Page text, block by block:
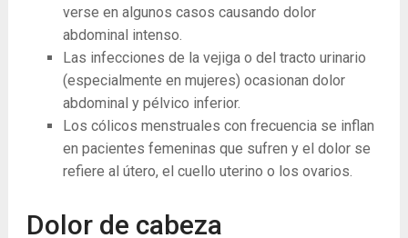
verse en algunos casos causando dolor
abdominal intenso.
Las infecciones de la vejiga o del tracto urinario
(especialmente en mujeres) ocasionan dolor
abdominal y pélvico inferior.
Los cólicos menstruales con frecuencia se inflan
en pacientes femeninas que sufren y el dolor se
refiere al útero, el cuello uterino o los ovarios.
Dolor de cabeza